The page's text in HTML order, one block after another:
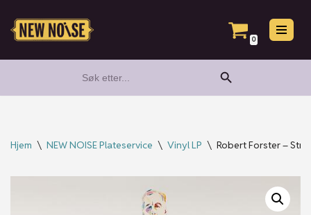
Hopp
0
for:
Search Button
Hjem \ NEW NOISE Plateservice \ Vinyl LP \ Robert Forster –